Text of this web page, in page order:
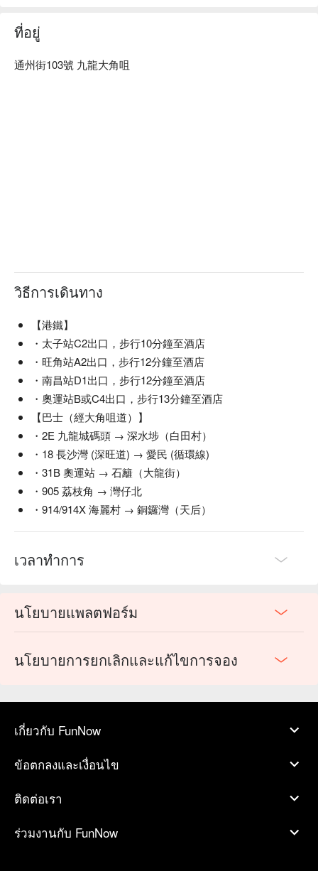
ที่อยู่
通州街103號 九龍大角咀
วิธีการเดินทาง
【港鐵】
・太子站C2出口，步行10分鐘至酒店
・旺角站A2出口，步行12分鐘至酒店
・南昌站D1出口，步行12分鐘至酒店
・奧運站B或C4出口，步行13分鐘至酒店
【巴士（經大角咀道）】
・2E 九龍城碼頭 → 深水埗（白田村）
・18 長沙灣 (深旺道) → 愛民 (循環線)
・31B 奧運站 → 石籬（大龍街）
・905 荔枝角 → 灣仔北
・914/914X 海麗村 → 銅鑼灣（天后）
เวลาทำการ
นโยบายแพลตฟอร์ม
นโยบายการยกเลิกและแก้ไขการจอง
เกี่ยวกับ FunNow
ข้อตกลงและเงื่อนไข
ติดต่อเรา
ร่วมงานกับ FunNow